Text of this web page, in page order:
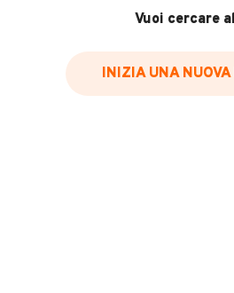
scorrevole.. PREZZO 7200 PIù IVA
INFORMAZIONI
Vuoi cercare
INIZIA UNA NUOVA